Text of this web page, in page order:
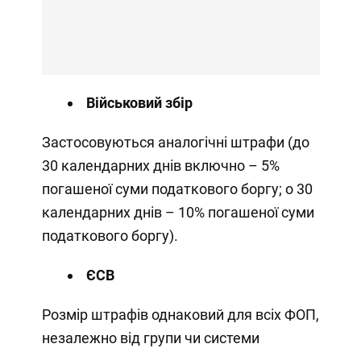
Військовий збір
Застосовуються аналогічні штрафи (до
30 календарних днів включно – 5%
погашеної суми податкового боргу; о 30
календарних днів – 10% погашеної суми
податкового боргу).
ЄСВ
Розмір штрафів однаковий для всіх ФОП,
незалежно від групи чи системи